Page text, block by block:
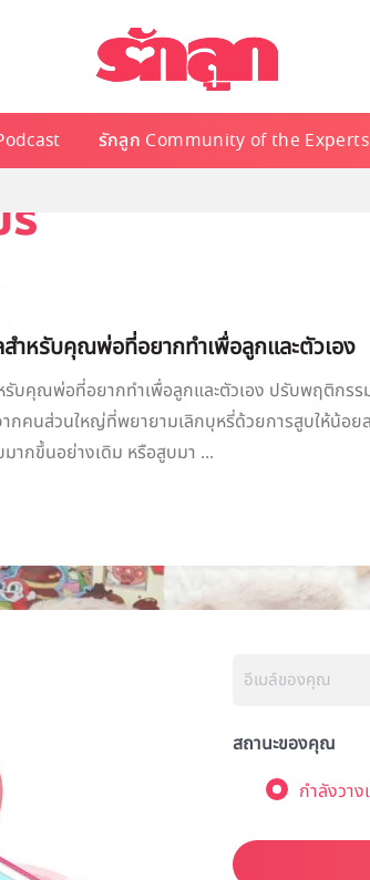
รักลูก Community of the Experts
สำหรับคุณพ่อที่อยากทำเพื่อลูกและตัวเอง
รับคุณพ่อที่อยากทำเพื่อลูกและตัวเอง ปรับพฤติกรร
กคนส่วนใหญ่ที่พยายามเลิกบุหรี่ด้วยการสูบให้น้อย
ากขึ้นอย่างเดิม หรือสูบมา ...
สถานะของคุณ
กำลังวา